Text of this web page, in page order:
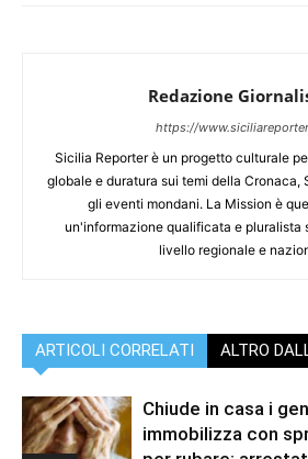
Redazione
https://
Sicilia Reporter è un progetto culturale
globale e duratura sui temi della Cronaca,
gli eventi mondani. La Mission è
un'informazione qualificata e pluralista
livello regionale e
ARTICOLI CORRELATI ALTRO
Chiude in casa i
immobilizza con